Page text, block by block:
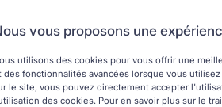
et efficaces qui
disponibles en pharmacie
vous proposons une
utilisons des cookies pour vous offrir une
des fonctionnalités avancées lorsque vous
le site, vous pouvez directement accepter
des cookies. Pour en savoir plus sur le